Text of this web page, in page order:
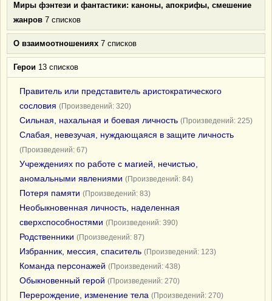
Миры фэнтези и фантастики: каноны, апокрифы, смешение
жанров 7 списков
О взаимоотношениях 7 списков
Герои 13 списков
Правитель или представитель аристократического
сословия (Произведений: 320)
Сильная, нахальная и боевая личность (Произведений: 225)
Слабая, невезучая, нуждающаяся в защите личность
(Произведений: 67)
Учреждениях по работе с магией, нечистью,
аномальными явлениями (Произведений: 84)
Потеря памяти (Произведений: 83)
Необыкновенная личность, наделенная
сверхспособностями (Произведений: 390)
Родственники (Произведений: 87)
Избранник, мессия, спаситель (Произведений: 123)
Команда персонажей (Произведений: 438)
Обыкновенный герой (Произведений: 270)
Перерождение, изменение тела (Произведений: 270)